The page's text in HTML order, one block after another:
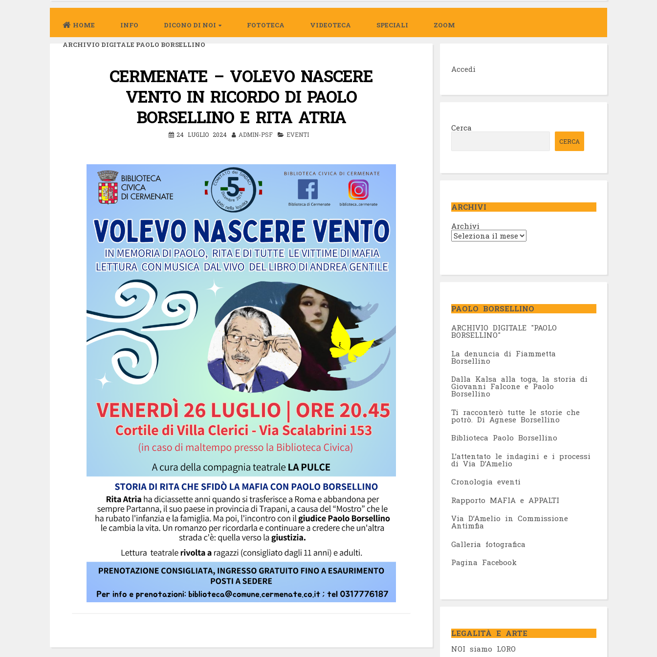
HOME INFO DICONO DI NOI FOTOTECA VIDEOTECA SPECIALI ZOOM
ARCHIVIO DIGITALE PAOLO BORSELLINO
CERMENATE – VOLEVO NASCERE
VENTO IN RICORDO DI PAOLO
BORSELLINO E RITA ATRIA
24 LUGLIO 2024 ADMIN-PSF EVENTI
Accedi
Cerca
CERCA
ARCHIVI
Archivi
PAOLO BORSELLINO
ARCHIVIO DIGITALE "PAOLO
BORSELLINO"
La denuncia di Fiammetta
Borsellino
Dalla Kalsa alla toga, la storia di
Giovanni Falcone e Paolo
Borsellino
Ti racconterò tutte le storie che
potrò. Di Agnese Borsellino
Biblioteca Paolo Borsellino
L’attentato le indagini e i processi
di Via D’Amelio
Cronologia eventi
Rapporto MAFIA e APPALTI
Via D’Amelio in Commissione
Antimfia
Galleria fotografica
Pagina Facebook
LEGALITÀ E ARTE
NOI siamo LORO